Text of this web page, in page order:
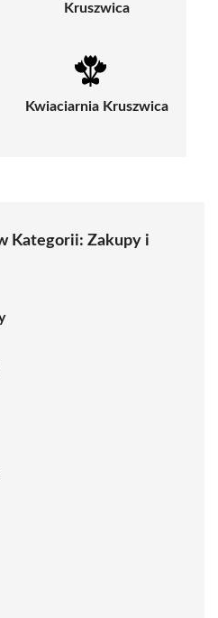
Kruszwica
Kwiaciarnia Kruszwica
Kategorii: Zakupy i